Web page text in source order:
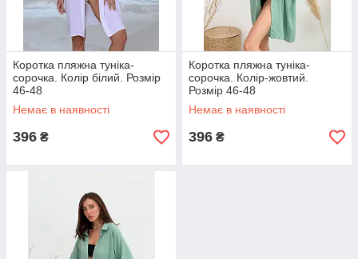
Коротка пляжна туніка-
сорочка. Колір білий. Розмір
46-48
Немає в наявності
396 ₴
Коротка пляжна туніка-
сорочка. Колір-жовтий.
Розмір 46-48
Немає в наявності
396 ₴